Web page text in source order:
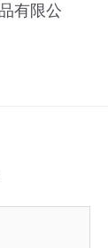
有限公